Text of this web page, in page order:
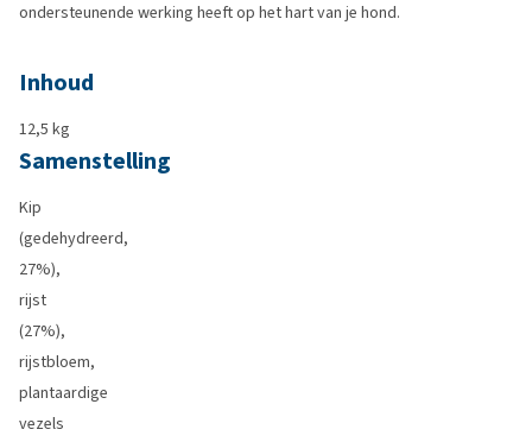
ondersteunende werking heeft op het hart van je hond.
Inhoud
12,5 kg
Samenstelling
Kip
(gedehydreerd,
27%),
rijst
(27%),
rijstbloem,
plantaardige
vezels